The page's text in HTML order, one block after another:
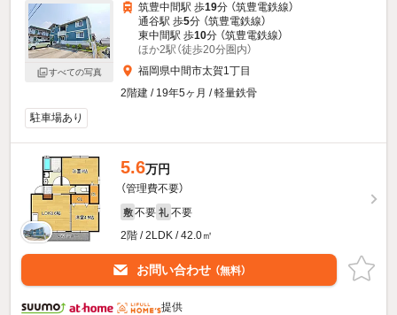
すべての写真
筑豊中間駅 歩19分 （筑豊電鉄線）
通谷駅 歩5分 （筑豊電鉄線）
東中間駅 歩10分 （筑豊電鉄線）
ほか2駅（徒歩20分圏内）
福岡県中間市太賀1丁目
2階建 / 19年5ヶ月 / 軽量鉄骨
駐車場あり
5.6万円
（管理費不要）
敷 不要 礼 不要
2階 / 2LDK / 42.0㎡
お問い合わせ （無料）
提供